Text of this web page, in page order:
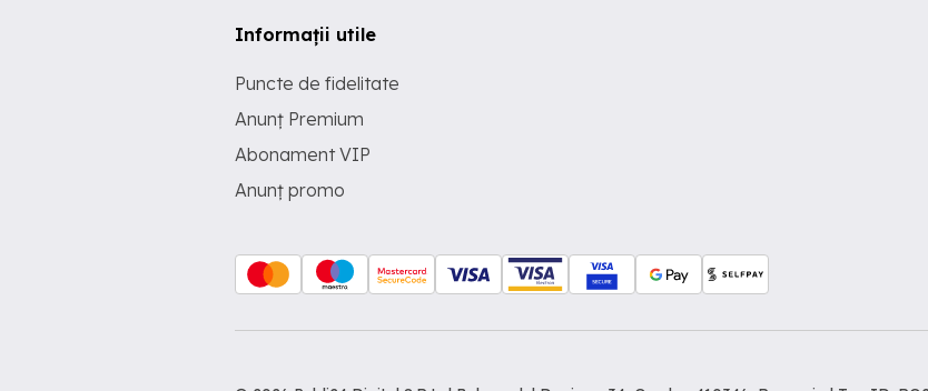
Informații utile
Puncte de fidelitate
Anunț Premium
Abonament VIP
Anunț promo